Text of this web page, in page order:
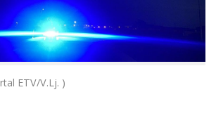
ETV/V.Lj. )